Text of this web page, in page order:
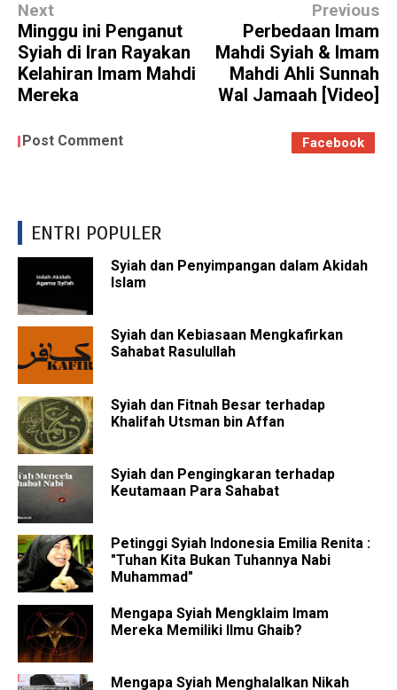
Next
Minggu ini Penganut
Syiah di Iran Rayakan
Kelahiran Imam Mahdi
Mereka
Previous
Perbedaan Imam
Mahdi Syiah & Imam
Mahdi Ahli Sunnah
Wal Jamaah [Video]
Post Comment Facebook
ENTRI POPULER
Syiah dan Penyimpangan dalam Akidah
Islam
Syiah dan Kebiasaan Mengkafirkan
Sahabat Rasulullah
Syiah dan Fitnah Besar terhadap
Khalifah Utsman bin Affan
Syiah dan Pengingkaran terhadap
Keutamaan Para Sahabat
Petinggi Syiah Indonesia Emilia Renita :
"Tuhan Kita Bukan Tuhannya Nabi
Muhammad"
Mengapa Syiah Mengklaim Imam
Mereka Memiliki Ilmu Ghaib?
Mengapa Syiah Menghalalkan Nikah